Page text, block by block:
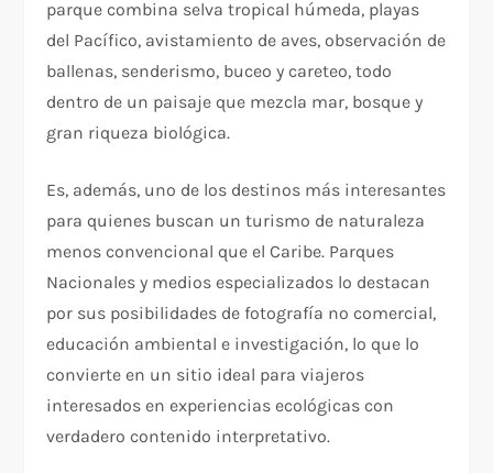
parque combina selva tropical húmeda, playas
del Pacífico, avistamiento de aves, observación de
ballenas, senderismo, buceo y careteo, todo
dentro de un paisaje que mezcla mar, bosque y
gran riqueza biológica.
Es, además, uno de los destinos más interesantes
para quienes buscan un turismo de naturaleza
menos convencional que el Caribe. Parques
Nacionales y medios especializados lo destacan
por sus posibilidades de fotografía no comercial,
educación ambiental e investigación, lo que lo
convierte en un sitio ideal para viajeros
interesados en experiencias ecológicas con
verdadero contenido interpretativo.